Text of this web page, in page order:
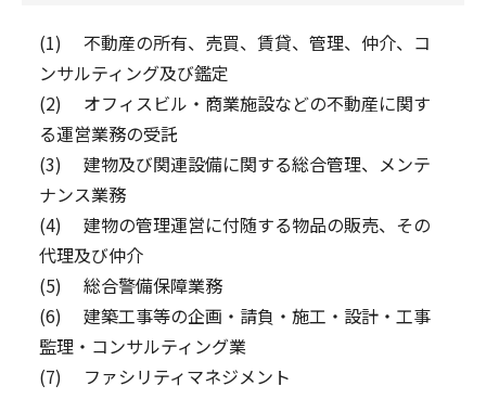
(1) 不動産の所有、売買、賃貸、管理、仲介、コ
ンサルティング及び鑑定
(2) オフィスビル・商業施設などの不動産に関す
る運営業務の受託
(3) 建物及び関連設備に関する総合管理、メンテ
ナンス業務
(4) 建物の管理運営に付随する物品の販売、その
代理及び仲介
(5) 総合警備保障業務
(6) 建築工事等の企画・請負・施工・設計・工事
監理・コンサルティング業
(7) ファシリティマネジメント